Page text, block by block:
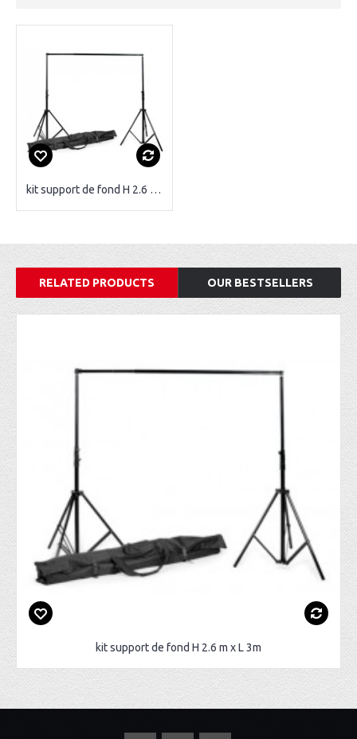
kit support de fond H 2.6 m x L 3m
RELATED PRODUCTS OUR BESTSELLERS
kit support de fond H 2.6 m x L 3m